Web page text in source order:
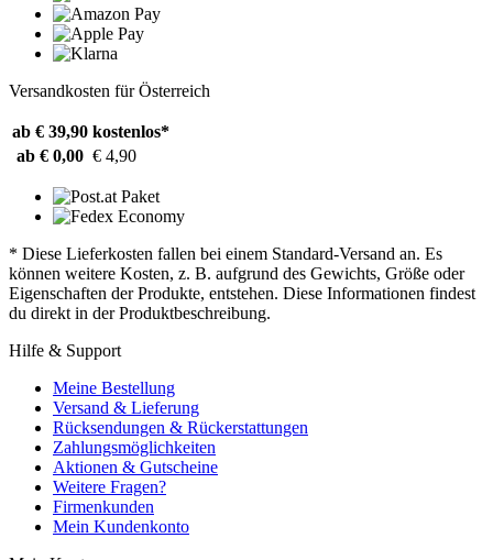
Versandkosten für Österreich
ab € 39,90 kostenlos*
ab € 0,00 € 4,90
* Diese Lieferkosten fallen bei einem Standard-Versand an. Es
können weitere Kosten, z. B. aufgrund des Gewichts, Größe oder
Eigenschaften der Produkte, entstehen. Diese Informationen findest
du direkt in der Produktbeschreibung.
Hilfe & Support
Meine Bestellung
Versand & Lieferung
Rücksendungen & Rückerstattungen
Zahlungsmöglichkeiten
Aktionen & Gutscheine
Weitere Fragen?
Firmenkunden
Mein Kundenkonto